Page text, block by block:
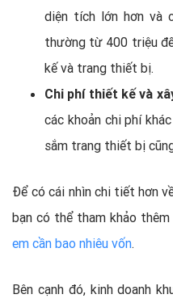
diện tích lớn hơn và
thường từ 400 triệu
kế và trang thiết bị.
Chi phí thiết kế và
các khoản chi phí
sắm trang thiết bị
Để có cái nhìn chi tiết hơn
bạn có thể tham khảo
em cần bao nhiêu vốn.
Bên cạnh đó, kinh doanh